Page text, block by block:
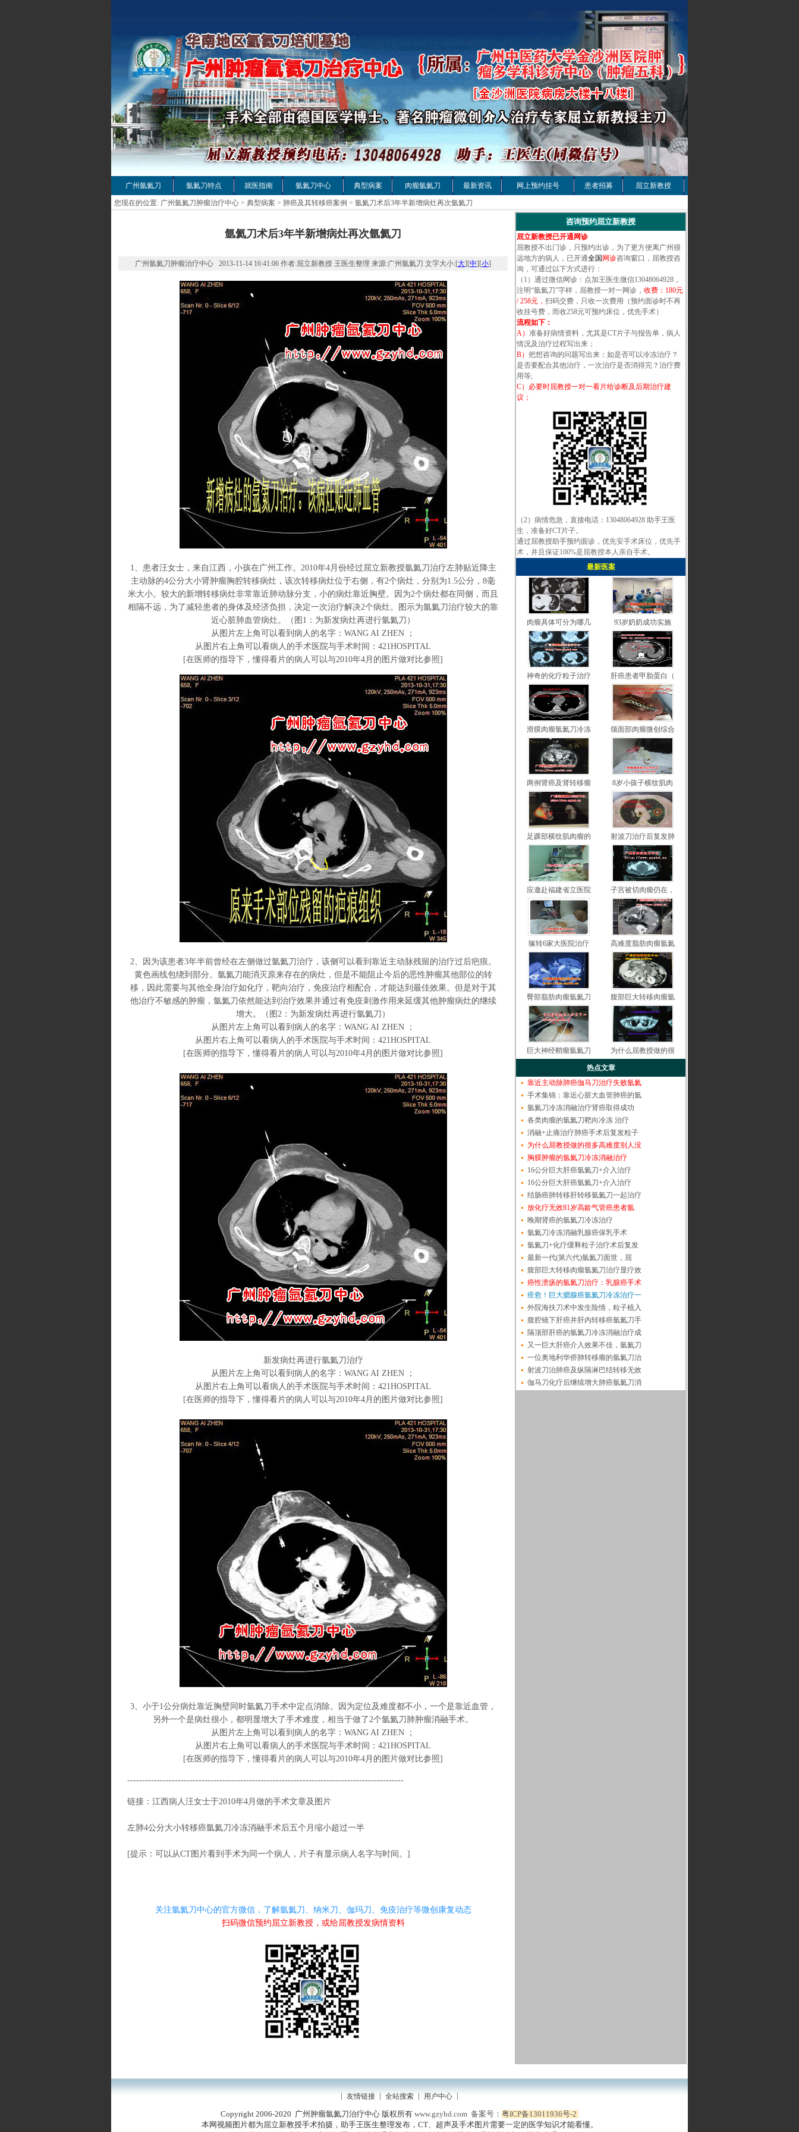
广州氩氦刀 氩氦刀特点 就医指南 氩氦刀中心 典型病案 肉瘤氩氦刀 最新资讯 网上预约挂号 患者招募 屈立新教授
您现在的位置: 广州氩氦刀肿瘤治疗中心 > 典型病案 > 肺癌及其转移癌案例 > 氩氦刀术后3年半新增病灶再次氩氦刀
氩氦刀术后3年半新增病灶再次氩氦刀
广州氩氦刀肿瘤治疗中心 2013-11-14 16:41:06 作者:屈立新教授 王医生整理 来源:广州氩氦刀 文字大小:[大][中][小]
1、患者汪女士，来自江西，小孩在广州工作。2010年4月份经过屈立新教授氩氦刀治疗左肺贴近降主
主动脉的4公分大小肾肿瘤胸腔转移病灶，该次转移病灶位于右侧，有2个病灶，分别为1.5公分，8毫
米大小。较大的新增转移病灶非常靠近肺动脉分支，小的病灶靠近胸壁。因为2个病灶都在同侧，而且
相隔不远，为了减轻患者的身体及经济负担，决定一次治疗解决2个病灶。图示为氩氦刀治疗较大的靠
近心脏肺血管病灶。（ 图1：为新发病灶再进行氩氦刀 ）
从图片左上角可以看到病人的名字：WANG AI ZHEN ；
从图片右上角可以看病人的手术医院与手术时间：421HOSPITAL
[在医师的指导下，懂得看片的病人可以与2010年4月的图片做对比参照]
2、因为该患者3年半前曾经在左侧做过氩氦刀治疗，该侧可以看到靠近主动脉残留的治疗过后疤痕。
黄色画线包绕到部分。氩氦刀能消灭原来存在的病灶，但是不能阻止今后的恶性肿瘤其他部位的转
移，因此需要与其他全身治疗如化疗，靶向治疗，免疫治疗相配合，才能达到最佳效果。但是对于其
他治疗不敏感的肿瘤，氩氦刀依然能达到治疗效果并通过有免疫刺激作用来延缓其他肿瘤病灶的继续
增大。（ 图2：为新发病灶再进行氩氦刀 ）
从图片左上角可以看到病人的名字：WANG AI ZHEN ；
从图片右上角可以看病人的手术医院与手术时间：421HOSPITAL
[在医师的指导下，懂得看片的病人可以与2010年4月的图片做对比参照]
新发病灶再进行氩氦刀治疗
从图片左上角可以看到病人的名字：WANG AI ZHEN ；
从图片右上角可以看病人的手术医院与手术时间：421HOSPITAL
[在医师的指导下，懂得看片的病人可以与2010年4月的图片做对比参照]
3、小于1公分病灶靠近胸壁同时氩氦刀手术中定点消除。因为定位及难度都不小，一个是靠近血管，
另外一个是病灶很小，都明显增大了手术难度，相当于做了2个氩氦刀肺肿瘤消融手术。
从图片左上角可以看到病人的名字：WANG AI ZHEN ；
从图片右上角可以看病人的手术医院与手术时间：421HOSPITAL
[在医师的指导下，懂得看片的病人可以与2010年4月的图片做对比参照]
---------------------------------------------------------------------------------------------
链接： 江西病人汪女士于2010年4月做的手术文章及图片
左肺4公分大小转移癌氩氦刀冷冻消融手术后五个月缩小超过一半
[提示：可以从CT图片看到手术为同一个病人，片子有显示病人名字与时间。]
关注氩氦刀中心的官方微信，了解氩氦刀、纳米刀、伽玛刀、免疫治疗等微创康复动态
扫码微信预约屈立新教授，或给屈教授发病情资料
咨询预约屈立新教授
屈立新教授已开通网诊
屈教授不出门诊，只预约出诊，为了更方便离广州很
远地方的病人，已开通全国 网诊咨询窗口，屈教授咨
询，可通过以下方式进行：
（1）通过微信网诊：点加王医生微信13048064928，
注明“氩氦刀”字样，屈教授一对一网诊， 收费：180元
/ 258元， 扫码交费，只收一次费用（预约面诊时不再
收挂号费，而收258元可预约床位，优先手术）
流程如下：
A） 准备好病情资料，尤其是CT片子与报告单，病人
情况及治疗过程写出来；
B） 把想咨询的问题写出来：如是否可以冷冻治疗？
是否要配合其他治疗，一次治疗是否消得完？治疗费
用等;
C）必要时屈教授一对一看片给诊断及后期治疗建
议；
（2）病情危急，直接电话：13048064928 助手王医
生，准备好CT片子。
通过屈教授助手预约面诊， 优先安手术床位，优先手
术，并且保证100%是屈教授本人亲自手术。
最新医案
肉瘤具体可分为哪几 93岁奶奶成功实施
神奇的化疗粒子治疗 肝癌患者甲胎蛋白（
滑膜肉瘤氩氦刀冷冻 颌面部肉瘤微创综合
两例肾癌及肾转移瘤 8岁小孩子横纹肌肉
足踝部横纹肌肉瘤的 射波刀治疗后复发肺
应邀赴福建省立医院 子宫被切肉瘤仍在，
辗转6家大医院治疗 高难度脂肪肉瘤氩氦
臀部脂肪肉瘤氩氦刀 腹部巨大转移肉瘤氩
巨大神经鞘瘤氩氦刀 为什么屈教授做的很
热点文章
靠近主动脉肺癌伽马刀治疗失败氩氦
手术集锦：靠近心脏大血管肺癌的氩
氩氦刀冷冻消融治疗肾癌取得成功
各类肉瘤的氩氦刀靶向冷冻 治疗
消融+止痛治疗肺癌手术后复发粒子
为什么屈教授做的很多高难度别人没
胸膜肿瘤的氩氦刀冷冻消融治疗
16公分巨大肝癌氩氦刀+介入治疗
16公分巨大肝癌氩氦刀+介入治疗
结肠癌肺转移肝转移氩氦刀一起治疗
放化疗无效81岁高龄气管癌患者氩
晚期肾癌的氩氦刀冷冻治疗
氩氦刀冷冻消融乳腺癌保乳手术
氩氦刀+化疗缓释粒子治疗术后复发
最新一代(第六代)氩氦刀面世，屈
腹部巨大转移肉瘤氩氦刀治疗显疗效
癌性溃疡的氩氦刀治疗：乳腺癌手术
痊愈！巨大腮腺癌氩氦刀冷冻治疗一
外院海扶刀术中发生险情，粒子植入
腹腔镜下肝癌并肝内转移癌氩氦刀手
隔顶部肝癌的氩氦刀冷冻消融治疗成
又一巨大肝癌介入效果不佳，氩氦刀
一位奥地利华侨肺转移瘤的氩氦刀治
射波刀治肺癌及纵隔淋巴结转移无效
伽马刀化疗后继续增大肺癌氩氦刀消
友情链接 全站搜索 用户中心
Copyright 2006-2020 广州肿瘤氩氦刀治疗中心 版权所有 www.gzyhd.com 备案号： 粤ICP备13011936号-2
本网视频图片都为屈立新教授手术拍摄，助手王医生整理发布，CT、超声及手术图片需要一定的医学知识才能看懂。